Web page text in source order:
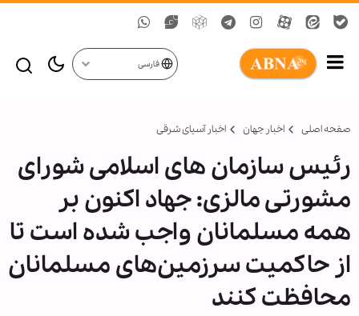
فارسی
صفحه اصلی اخبار جهان اخبار آسیای شرقی
رئیس سازمان های اسلامی شورای
مشورتی مالزی: جهاد اکنون بر
همه مسلمانان واجب شده است تا
از حاکمیت سرزمین‌های مسلمانان
محافظت کنند